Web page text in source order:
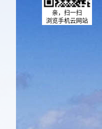
亲，扫一扫
浏览手机云网站